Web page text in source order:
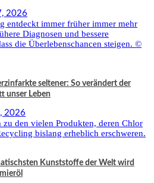
2026
seltener: So verändert der
unser Leben
2026
Kunststoffe der Welt wird